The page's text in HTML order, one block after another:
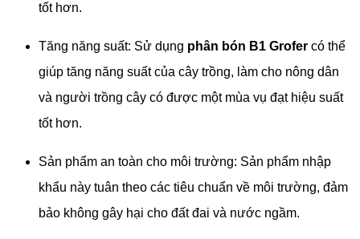
tốt hơn.
Tăng năng suất: Sử dụng phân bón B1 Grofer có thể
giúp tăng năng suất của cây trồng, làm cho nông dân
và người trồng cây có được một mùa vụ đạt hiệu suất
tốt hơn.
Sản phẩm an toàn cho môi trường: Sản phẩm nhập
khẩu này tuân theo các tiêu chuẩn về môi trường, đảm
bảo không gây hại cho đất đai và nước ngầm.